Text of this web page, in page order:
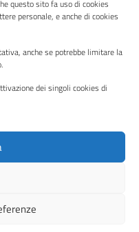
questo sito fa uso di cookies
personale, e anche di cookies
anche se potrebbe limitare la
dei singoli cookies di